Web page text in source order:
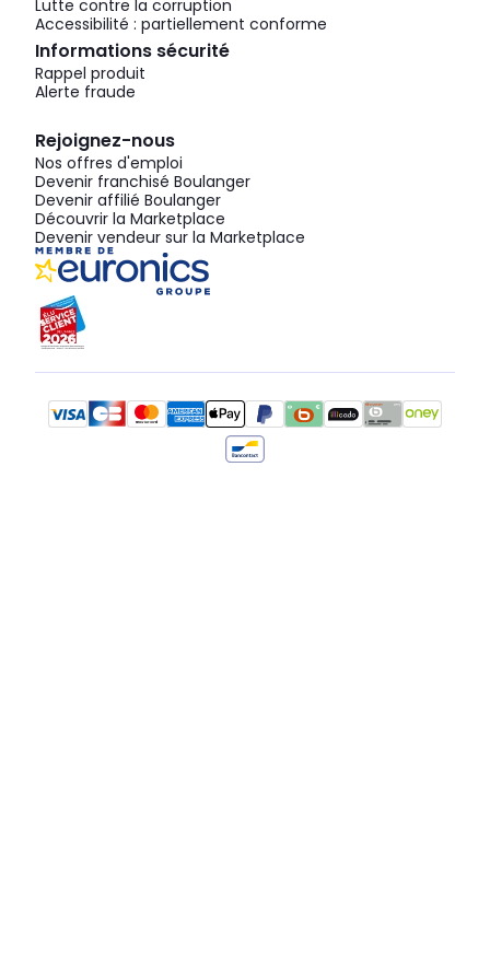
Lutte contre la corruption
Accessibilité : partiellement conforme
Informations sécurité
Rappel produit
Alerte fraude
Rejoignez-nous
Nos offres d'emploi
Devenir franchisé Boulanger
Devenir affilié Boulanger
Découvrir la Marketplace
Devenir vendeur sur la Marketplace